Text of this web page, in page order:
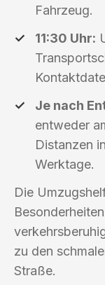
Fahrzeug.
11:30 Uhr:
Je nach
entweder
Distanzen
Werktage.
Die
zu den
Straße.